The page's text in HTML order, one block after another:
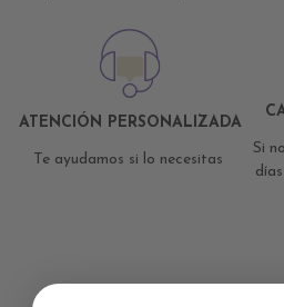
ATENCIÓN PERSONALIZADA
Te ayudamos si lo necesitas
Si